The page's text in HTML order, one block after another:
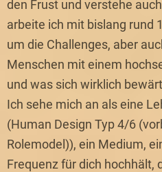
den Frust und verstehe
arbeite ich mit bislang rund
um die Challenges, aber
Menschen mit einem
und was sich wirklich
Ich sehe mich an als eine
(Human Design Typ 4/6
Rolemodel)), ein Medium,
Frequenz für dich hochhält,